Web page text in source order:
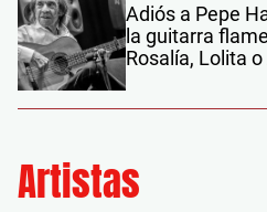
Adiós a Pepe
la guitarra
Rosalía, Lolita
Artistas